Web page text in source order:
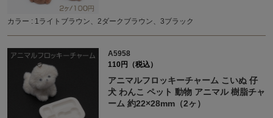
カラー : 1ライトブラウン、2ダークブラウン、3ブラック
A5958
110円（税込）
アニマルフロッキーチャーム こいぬ 仔
犬 わんこ ペット 動物 アニマル 樹脂チャ
ーム 約22×28mm（2ヶ）